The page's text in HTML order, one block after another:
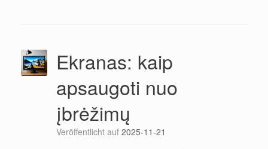
Ekranas: kaip
apsaugoti nuo
įbrėžimų
Veröffentlicht auf 2025-11-21